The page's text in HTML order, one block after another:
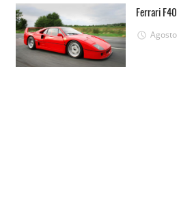
Ferrari
Agosto